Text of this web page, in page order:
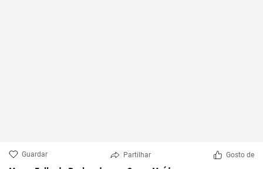
Guardar Partilhar Gosto de